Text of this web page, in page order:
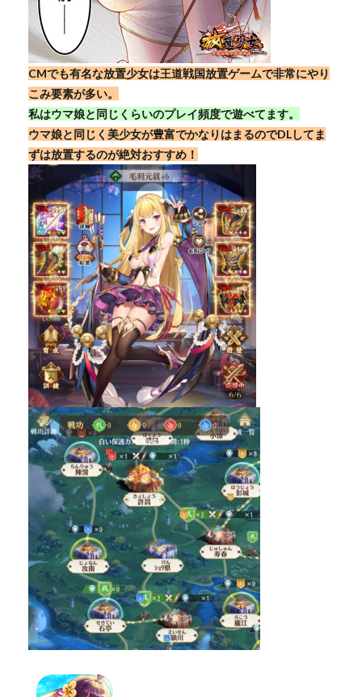
CMでも有名な放置少女は王道戦国放置ゲームで非常にやり
こみ要素が多い。
私はウマ娘と同じくらいのプレイ頻度で遊べてます。
ウマ娘と同じく美少女が豊富でかなりはまるのでDLしてま
ずは放置するのが絶対おすすめ！